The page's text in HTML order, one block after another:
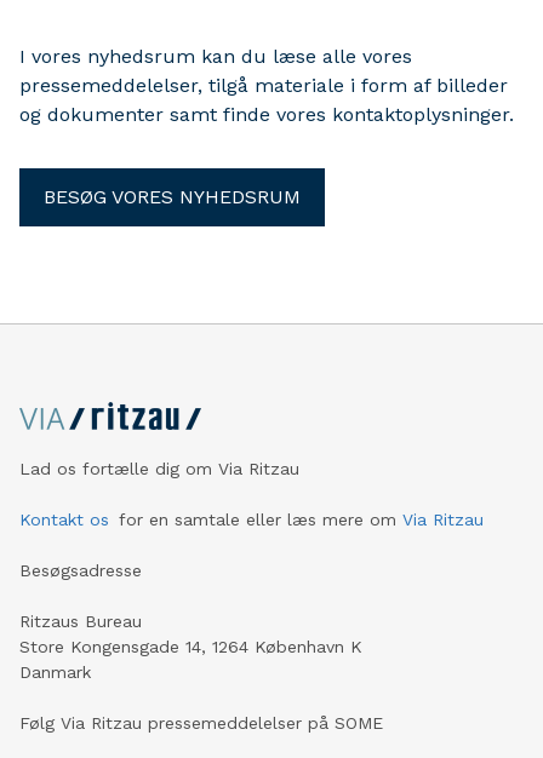
I vores nyhedsrum kan du læse alle vores
pressemeddelelser, tilgå materiale i form af billeder
og dokumenter samt finde vores kontaktoplysninger.
BESØG VORES NYHEDSRUM
Lad os fortælle dig om Via Ritzau
Kontakt os for en samtale eller læs mere om Via Ritzau
Besøgsadresse
Ritzaus Bureau
Store Kongensgade 14, 1264 København K
Danmark
Følg Via Ritzau pressemeddelelser på SOME